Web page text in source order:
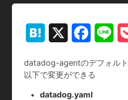
t
c
e
datadog-agentのデフォル
以下で変更ができる
datadog.yaml